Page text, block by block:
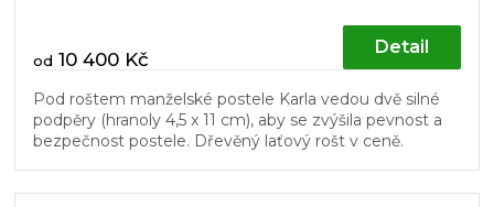
od 10 400 Kč
Detail
Pod roštem manželské postele Karla vedou dvě silné
podpěry (hranoly 4,5 x 11 cm), aby se zvýšila pevnost a
bezpečnost postele. Dřevěný laťový rošt v ceně.